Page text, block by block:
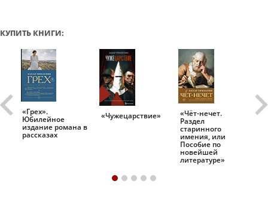
КУПИТЬ КНИГИ:
«Грех».
Юбилейное
издание романа в
рассказах
«Чужецарствие» «Чёт-нечет.
Раздел
старинного
имения, или
Пособие по
новейшей
литературе»